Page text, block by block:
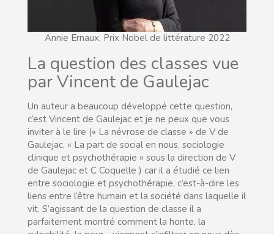
Annie Ernaux, Prix Nobel de littérature 2022
La question des classes vue
par Vincent de Gaulejac
Un auteur a beaucoup développé cette question,
c’est Vincent de Gaulejac et je ne peux que vous
inviter à le lire (« La névrose de classe » de V de
Gaulejac, « La part de social en nous, sociologie
clinique et psychothérapie » sous la direction de V
de Gaulejac et C Coquelle ) car il a étudié ce lien
entre sociologie et psychothérapie, c’est-à-dire les
liens entre l’être humain et la société dans laquelle il
vit. S’agissant de la question de classe il a
parfaitement montré comment la honte, la